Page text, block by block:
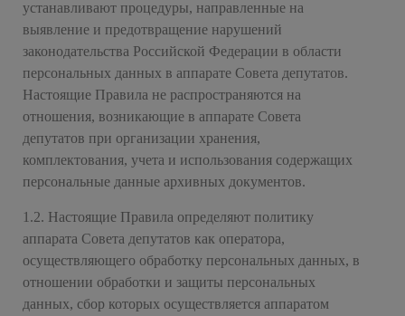
устанавливают процедуры, направленные на
выявление и предотвращение нарушений
законодательства Российской Федерации в области
персональных данных в аппарате Совета депутатов.
Настоящие Правила не распространяются на
отношения, возникающие в аппарате Совета
депутатов при организации хранения,
комплектования, учета и использования содержащих
персональные данные архивных документов.
1.2. Настоящие Правила определяют политику
аппарата Совета депутатов как оператора,
осуществляющего обработку персональных данных, в
отношении обработки и защиты персональных
данных, сбор которых осуществляется аппаратом